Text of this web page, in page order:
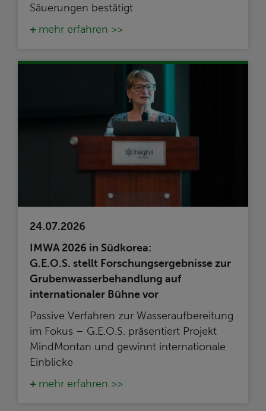
Säuerungen bestätigt
mehr erfahren >>
24.07.2026
IMWA 2026 in Südkorea:
G.E.O.S. stellt Forschungsergebnisse zur
Grubenwasserbehandlung auf
internationaler Bühne vor
Passive Verfahren zur Wasseraufbereitung
im Fokus – G.E.O.S. präsentiert Projekt
MindMontan und gewinnt internationale
Einblicke
mehr erfahren >>